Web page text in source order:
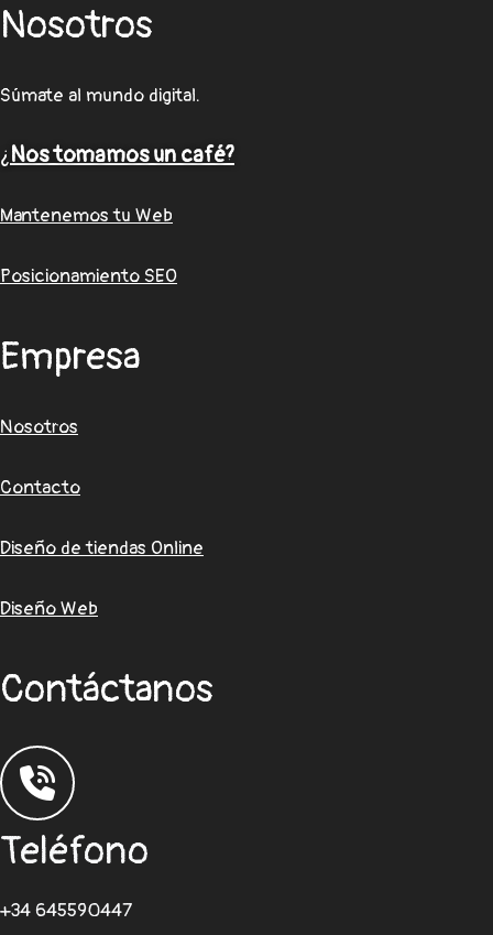
Nosotros
Súmate al mundo digital.
¿Nos tomamos un café?
Mantenemos tu Web
Posicionamiento SEO
Empresa
Nosotros
Contacto
Diseño de tiendas Online
Diseño Web
Contáctanos
Teléfono
+34 645590447